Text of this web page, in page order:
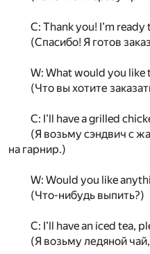
C: Thank you! I’m
(Спасибо! Я готов
W: What would you like
(Что вы хотите
C: I’ll have a grilled
(Я возьму сэндвич с
на гарнир.)
W: Would you like
(Что-нибудь выпить?)
C: I’ll have an iced tea,
(Я возьму ледяной